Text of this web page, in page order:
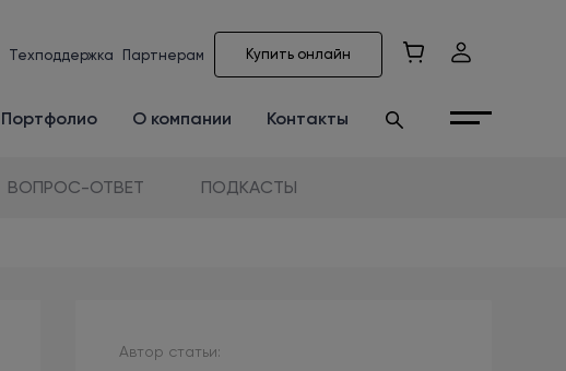
Техподдержка Партнерам Купить онлайн
Портфолио О компании Контакты
ВОПРОС-ОТВЕТ ПОДКАСТЫ
Автор статьи: